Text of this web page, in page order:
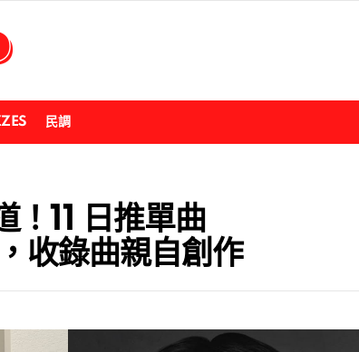
民調
11 日推單曲
收錄曲親自創作